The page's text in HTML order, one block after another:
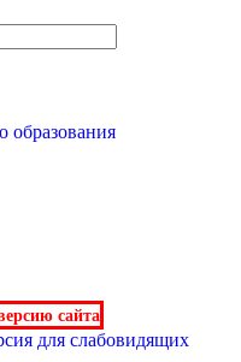
образования
сайта
для слабовидящих